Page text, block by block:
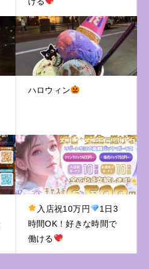
ハロウィン
入店祝10万円
1日3
時間OK！好きな時間で
働ける